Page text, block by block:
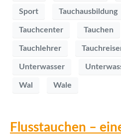
Sport Tauchausbildung
Tauchcenter Tauchen
Tauchlehrer
Unterwasser
Wal Wale
Flusstauchen –